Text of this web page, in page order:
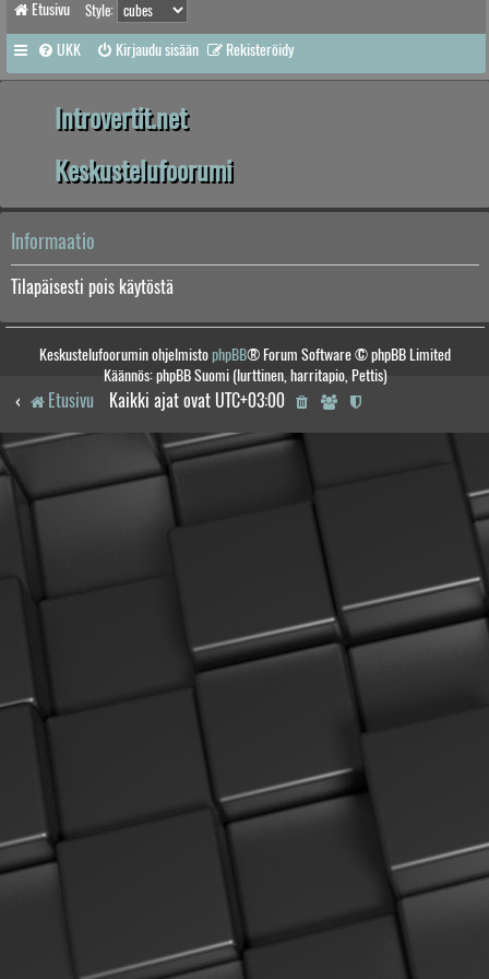
Etusivu Style:
UKK Kirjaudu sisään Rekisteröidy
Introvertit.net
Keskustelufoorumi
Informaatio
Tilapäisesti pois käytöstä
Keskustelufoorumin ohjelmistophpBB® Forum Software © phpBB Limited
Käännös: phpBB Suomi (lurttinen, harritapio, Pettis)
Etusivu Kaikki ajat ovat UTC+03:00